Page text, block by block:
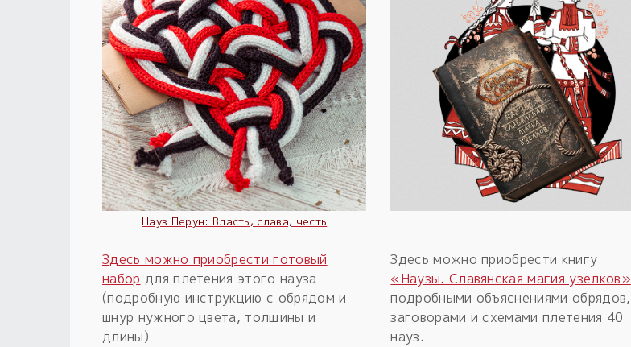
Науз Перун: Власть, слава, честь
Здесь можно приобрести готовый
набор для плетения этого науза
(подробную инструкцию с обрядом и
шнур нужного цвета, толщины и
длины)
Здесь можно приобрести книгу
«Наузы. Славянская магия узелков»
подробными объяснениями обрядов,
заговорами и схемами плетения 40
науз.